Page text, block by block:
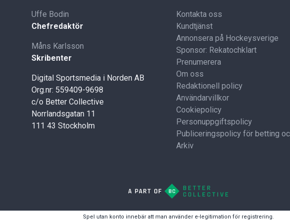
Uffe Bodin
Chefredaktör
Måns Karlsson
Skribenter
Digital Sportsmedia i Norden AB
Org.nr: 559409-9698
c/o Better Collective
Norrlandsgatan 11
111 43 Stockholm
Kontakta oss
Kundtjänst
Annonsera på Hockeysverige
Sponsor: Rekatochklart
Prenumerera
Om oss
Redaktionell policy
Användarvillkor
Cookiepolicy
Personuppgiftspolicy
Publiceringspolicy för betting
Arkiv
Spel utan konto innebär att man använder e-legitimation för registrering.